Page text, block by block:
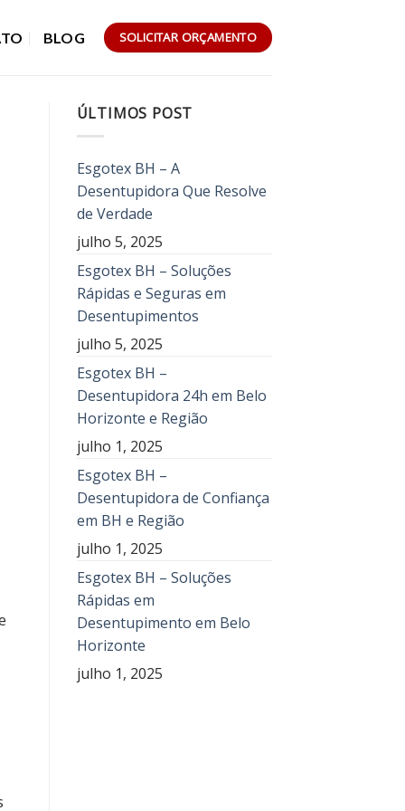
BLOG SOLICITAR ORÇAMENTO
ÚLTIMOS POST
Esgotex BH – A
Desentupidora Que Resolve
de Verdade
julho 5, 2025
Esgotex BH – Soluções
Rápidas e Seguras em
Desentupimentos
julho 5, 2025
Esgotex BH –
Desentupidora 24h em Belo
Horizonte e Região
julho 1, 2025
Esgotex BH –
Desentupidora de Confiança
em BH e Região
julho 1, 2025
Esgotex BH – Soluções
Rápidas em
Desentupimento em Belo
Horizonte
julho 1, 2025